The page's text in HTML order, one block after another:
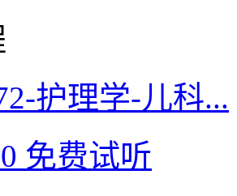
护理学-儿科...
免费试听